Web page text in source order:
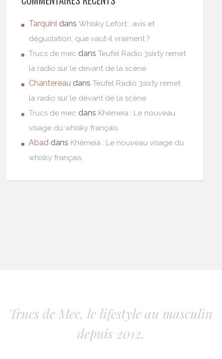
Tarquini dansWhisky Lefort : avis et
dégustation, que vaut-il vraiment ?
Trucs de mec dansTeufel Radio 3sixty remet
la radio sur le devant de la scène
Chantereau dansTeufel Radio 3sixty remet
la radio sur le devant de la scène
Trucs de mec dans Khêmeia : Le nouveau
visage du whisky français.
Abad dans Khêmeia : Le nouveau visage du
whisky français.
Trucs de Mec, le lifestyle au masculin
depuis 2012.